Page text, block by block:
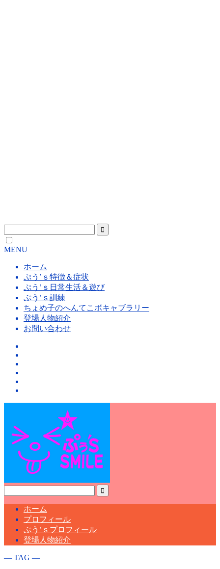
MENU
ホーム
ぷう’ｓ特徴＆症状
ぷう’ｓ日常生活＆遊び
ぷう’ｓ訓練
ちょめ子のへんてこボキャブラリー
登場人物紹介
お問い合わせ
ホーム
プロフィール
ぷう’ｓプロフィール
登場人物紹介
― TAG ―